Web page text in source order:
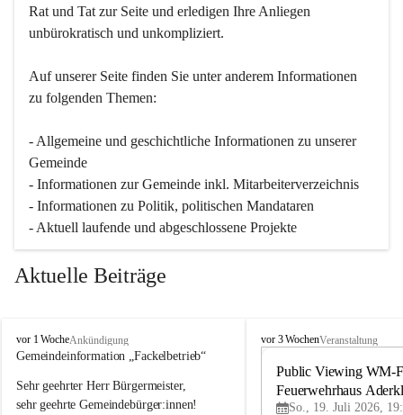
Rat und Tat zur Seite und erledigen Ihre Anliegen
unbürokratisch und unkompliziert.
Auf unserer Seite finden Sie un­ter an­de­rem Informationen
zu folgenden Themen:
- Allgemeine und geschichtliche Informationen zu unserer
Gemeinde
- Informationen zur Gemeinde inkl. Mitarbeiterverzeichnis
- Informationen zu Politik, politischen Mandataren
- Aktuell laufende und abgeschlossene Projekte
Aktuelle Beiträge
A
d
r
k
vor 1 WocheAnkündigung
Gemeindeinformation „Fackelbetrieb“
Sehr geehrter Herr Bürgermeister,
sehr geehrte Gemeindebürger:innen!
A
vor 3 WochenVeranstaltung
Public Viewing WM-
Feuerwehrhaus
So., 19. Juli 2026,